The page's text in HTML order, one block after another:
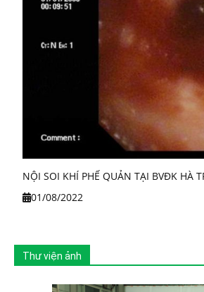
NỘI SOI KHÍ PHẾ QUẢN TẠI BVĐK HÀ
01/08/2022
Thư viện ảnh